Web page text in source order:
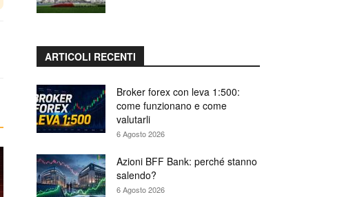
ARTICOLI RECENTI
Broker forex con leva 1:500:
come funzionano e come
valutarli
6 Agosto 2026
Azioni BFF Bank: perché stanno
salendo?
6 Agosto 2026